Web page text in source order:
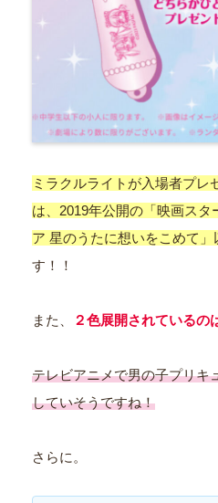
ミラクルライトが入場者プレ
は、2019年公開の「映画ス
ア 星のうたに想いをこめて」
す！！
また、 ２色展開されているの
テレビアニメで男の子プリキ
していそうですね！
さらに。